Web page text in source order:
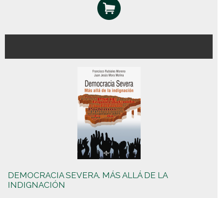
DEMOCRACIA SEVERA. MÁS ALLÁ DE LA
INDIGNACIÓN